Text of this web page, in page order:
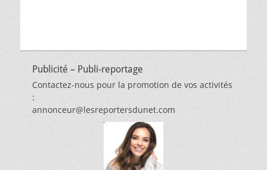
Publicité – Publi-reportage
Contactez-nous pour la promotion de vos activités
:
annonceur@lesreportersdunet.com